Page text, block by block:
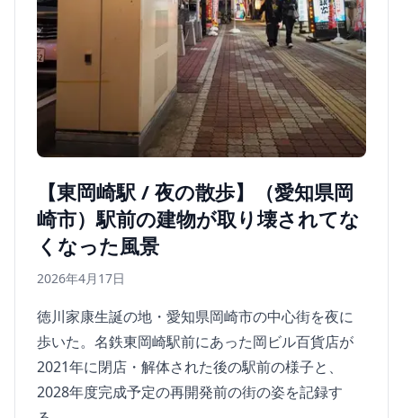
【東岡崎駅 / 夜の散歩】（愛知県岡
崎市）駅前の建物が取り壊されてな
くなった風景
2026年4月17日
徳川家康生誕の地・愛知県岡崎市の中心街を夜に
歩いた。名鉄東岡崎駅前にあった岡ビル百貨店が
2021年に閉店・解体された後の駅前の様子と、
2028年度完成予定の再開発前の街の姿を記録す